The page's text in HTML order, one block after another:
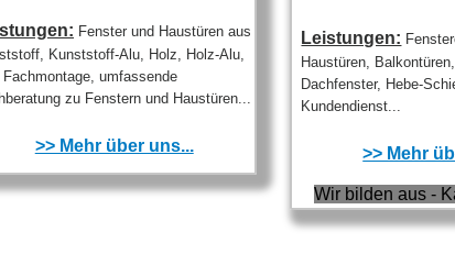
Fenster und Haustüren aus
Kunststoff-Alu, Holz, Holz-Alu,
umfassende
zu Fenstern und Haustüren...
>> Mehr über uns...
Leistungen:
Haustüren,
Dachfenster, Hebe-
Kundendienst...
>> Mehr
Wir bilden aus -